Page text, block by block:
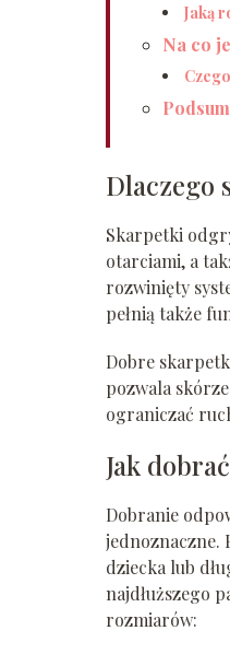
Jaką
Na co
Dlaczego
Skarpetki
otarciami, a
rozwinięty
pełnią także
Dobre
pozwala
ograniczać
Jak
Dobranie
jednoznaczne.
dziecka lub
najdłuższego
rozmiarów: